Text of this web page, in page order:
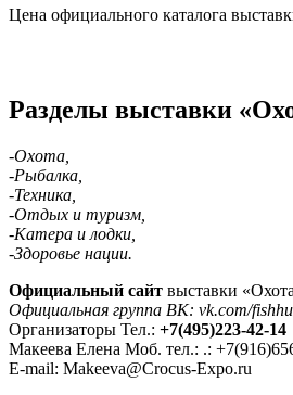
Цена официального каталога
Разделы выставки
-Охота,
-Рыбалка,
-Техника,
-Отдых и туризм,
-Катера и лодки,
-Здоровье нации.
Официальный сайт выставки
Официальная группа ВК: vk.com/
Организаторы Тел.: +7(495)223-42-14
Макеева Елена Моб. тел.: .:
E-mail: Makeeva@Crocus-Expo.ru